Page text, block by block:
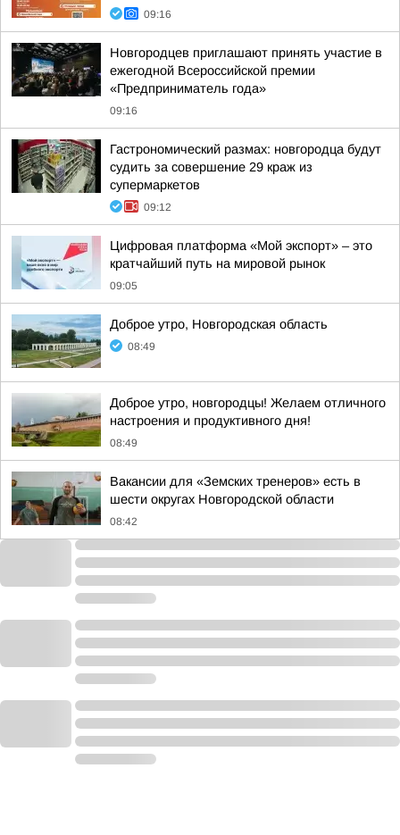
09:16
Новгородцев приглашают принять участие в
ежегодной Всероссийской премии
«Предприниматель года»
09:16
Гастрономический размах: новгородца будут
судить за совершение 29 краж из
супермаркетов
09:12
Цифровая платформа «Мой экспорт» – это
кратчайший путь на мировой рынок
09:05
Доброе утро, Новгородская область
08:49
Доброе утро, новгородцы! Желаем отличного
настроения и продуктивного дня!
08:49
Вакансии для «Земских тренеров» есть в
шести округах Новгородской области
08:42